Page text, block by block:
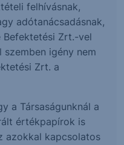
felhívásnak,
adótanácsadásnak,
Befektetési Zrt.-vel
szemben igény nem
Zrt. a
a Társaságunknál a
értékpapírok is
azokkal kapcsolatos